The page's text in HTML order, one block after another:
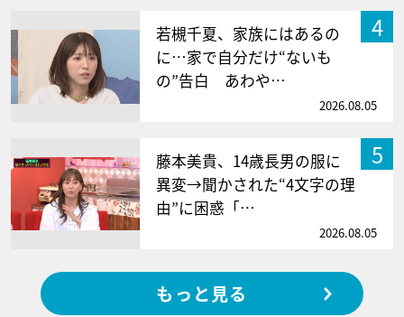
4
若槻千夏、家族にはあるの
に…家で自分だけ“ないも
の”告白 あわや…
2026.08.05
5
藤本美貴、14歳長男の服に
異変→聞かされた“4文字の理
由”に困惑「…
2026.08.05
もっと見る